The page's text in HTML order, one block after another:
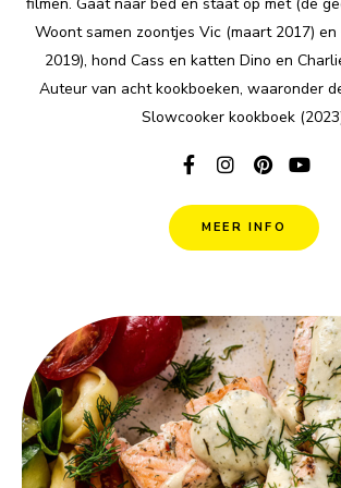
Woont samen zoontjes Vic (maart 2017) en
2019), hond Cass en katten Dino en
Auteur van acht kookboeken, waaronder
Slowcooker kookboek
MEER INFO